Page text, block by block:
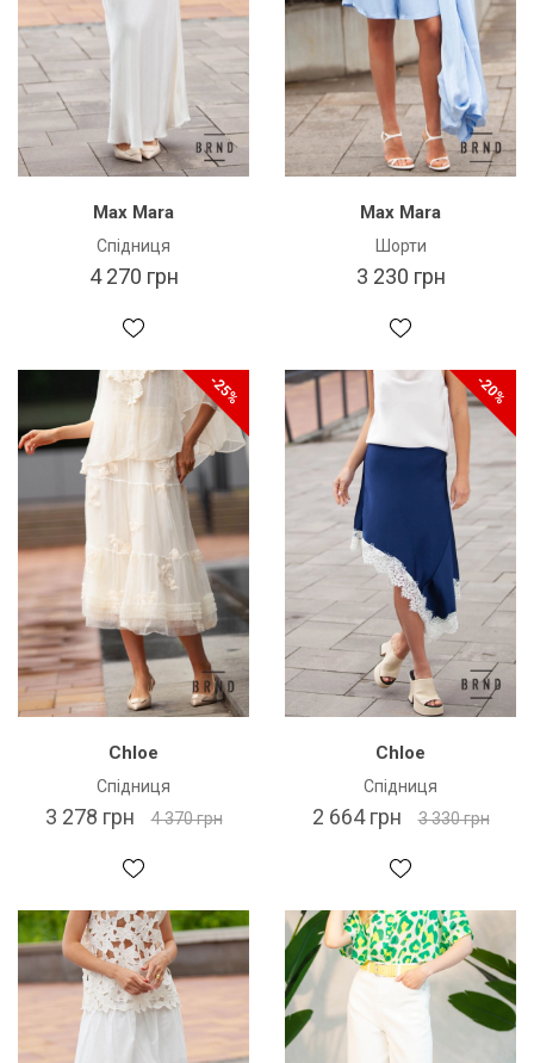
Max Mara
Спідниця
4 270 грн
Max Mara
Шорти
3 230 грн
-25%
Chloe
Спідниця
3 278 грн 4 370 грн
-20%
Chloe
Спідниця
2 664 грн 3 330 грн